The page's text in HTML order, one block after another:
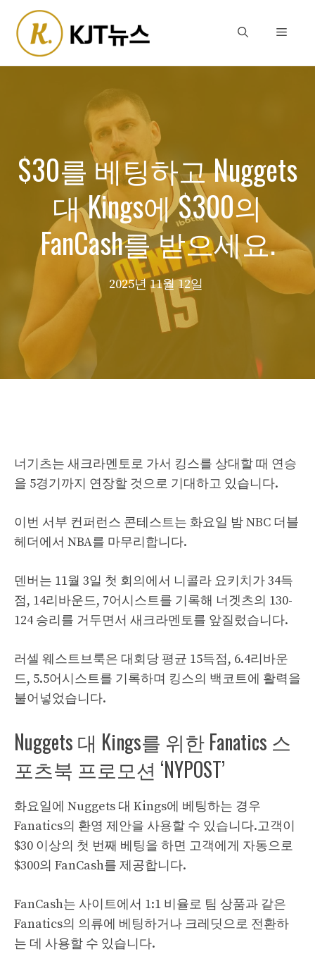
content
Menu
$30를 베팅하고 Nuggets
대 Kings에 $300의
FanCash를 받으세요.
2025년 11월 12일
너기츠는 새크라멘토로 가서 킹스를 상대할 때 연승
을 5경기까지 연장할 것으로 기대하고 있습니다.
이번 서부 컨퍼런스 콘테스트는 화요일 밤 NBC 더블
헤더에서 NBA를 마무리합니다.
덴버는 11월 3일 첫 회의에서 니콜라 요키치가 34득
점, 14리바운드, 7어시스트를 기록해 너겟츠의 130-
124 승리를 거두면서 새크라멘토를 앞질렀습니다.
러셀 웨스트브룩은 대회당 평균 15득점, 6.4리바운
드, 5.5어시스트를 기록하며 킹스의 백코트에 활력을
불어넣었습니다.
Nuggets 대 Kings를 위한 Fanatics 스
포츠북 프로모션 ‘NYPOST’
화요일에 Nuggets 대 Kings에 베팅하는 경우
Fanatics의 환영 제안을 사용할 수 있습니다.고객이
$30 이상의 첫 번째 베팅을 하면 고객에게 자동으로
$300의 FanCash를 제공합니다.
FanCash는 사이트에서 1:1 비율로 팀 상품과 같은
Fanatics의 의류에 베팅하거나 크레딧으로 전환하
는 데 사용할 수 있습니다.